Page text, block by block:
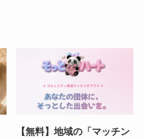
【無料】地域の「マッチン